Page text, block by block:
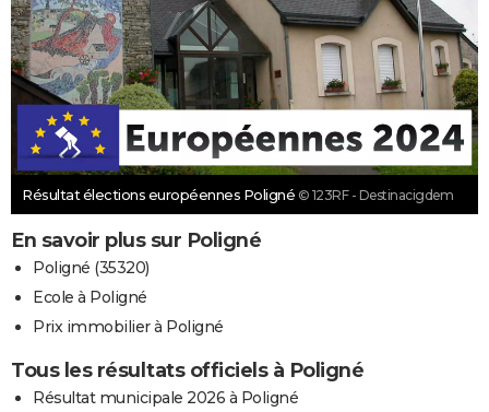
Résultat élections européennes Poligné © 123RF - Destinacigdem
En savoir plus sur Poligné
Poligné (35320)
Ecole à Poligné
Prix immobilier à Poligné
Tous les résultats officiels à Poligné
Résultat municipale 2026 à Poligné